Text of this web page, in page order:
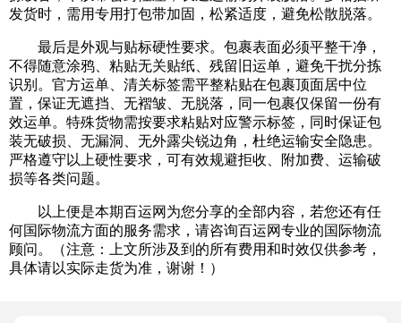
发货时，需用专用打包带加固，松紧适度，避免松散脱落。
最后是外观与贴标硬性要求。包裹表面必须平整干净，
不得随意涂鸦、粘贴无关贴纸、残留旧运单，避免干扰分拣
识别。官方运单、清关标签需平整粘贴在包裹顶面居中位
置，保证无遮挡、无褶皱、无脱落，同一包裹仅保留一份有
效运单。特殊货物需按要求粘贴对应警示标签，同时保证包
装无破损、无漏洞、无外露尖锐边角，杜绝运输安全隐患。
严格遵守以上硬性要求，可有效规避拒收、附加费、运输破
损等各类问题。
以上便是本期百运网为您分享的全部内容，若您还有任
何国际物流方面的服务需求，请咨询百运网专业的国际物流
顾问。（注意：上文所涉及到的所有费用和时效仅供参考，
具体请以实际走货为准，谢谢！）